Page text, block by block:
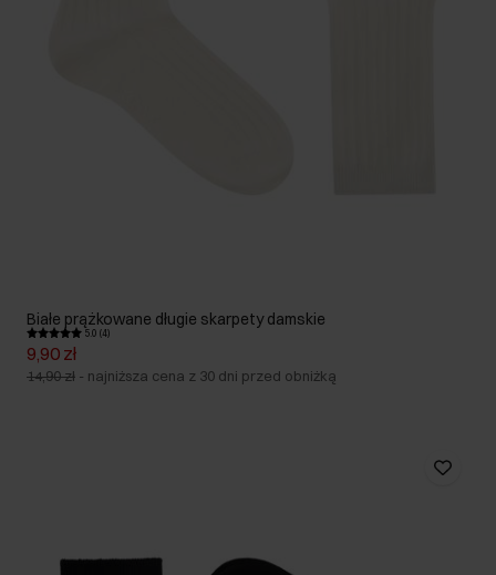
Białe prążkowane długie skarpety damskie
5.0 (4)
9,90 zł
14,90 zł - najniższa cena z 30 dni przed obniżką